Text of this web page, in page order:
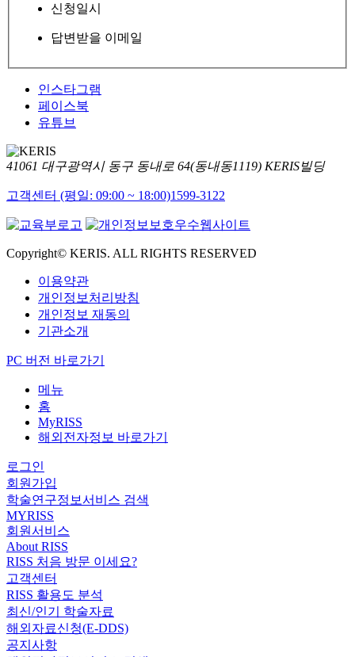
신청일시
답변받을 이메일
인스타그램
페이스북
유튜브
41061 대구광역시 동구 동내로 64(동내동1119) KERIS빌딩
고객센터 (평일: 09:00 ~ 18:00)1599-3122
Copyright© KERIS. ALL RIGHTS RESERVED
이용약관
개인정보처리방침
개인정보 재동의
기관소개
PC 버전 바로가기
메뉴
홈
MyRISS
해외전자정보 바로가기
로그인
회원가입
학술연구정보서비스 검색
MYRISS
회원서비스
About RISS
RISS 처음 방문 이세요?
고객센터
RISS 활용도 분석
최신/인기 학술자료
해외자료신청(E-DDS)
공지사항